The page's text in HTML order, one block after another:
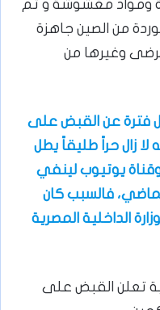
ومواد مغشوشة و تم
من الصين جاهزة
وغيرها من
فترة عن القبض على
لا زال حراً طليقاً يطل
وقناة يوتيوب لينفي
فالسبب كان
الداخلية المصرية